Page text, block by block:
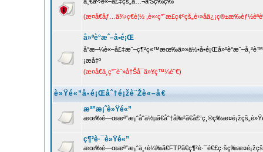
(æ­¤å€åƒ…ä¾›ç€è¦½
å»ºè­°æˆ–å•é¡Œ
¡æå‡º
(æ­¤å€ä¸ç”¨è¨»å†Šå¯ä»¥ç™¼è¨€)
è»Ÿé«”å•é¡Œåˆ†é¡žè¨Žè«–å€
æª”æ¡ˆè»Ÿé«”
ç¶²è·¯è»Ÿé«”